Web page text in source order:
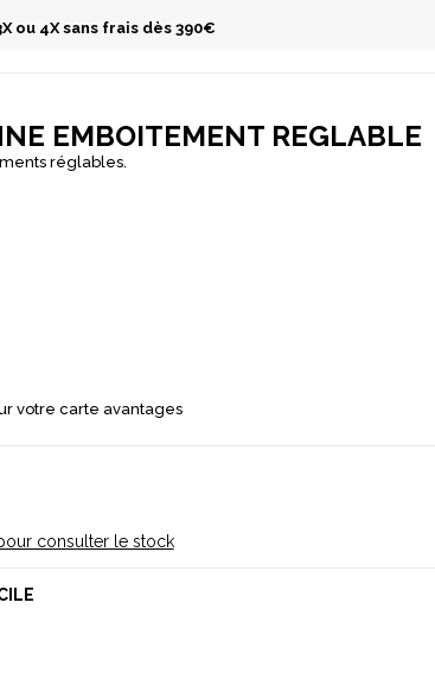
ou 4X sans frais dès 390€
EMBOITEMENT REGLABLE
réglables.
votre carte avantages
consulter le stock